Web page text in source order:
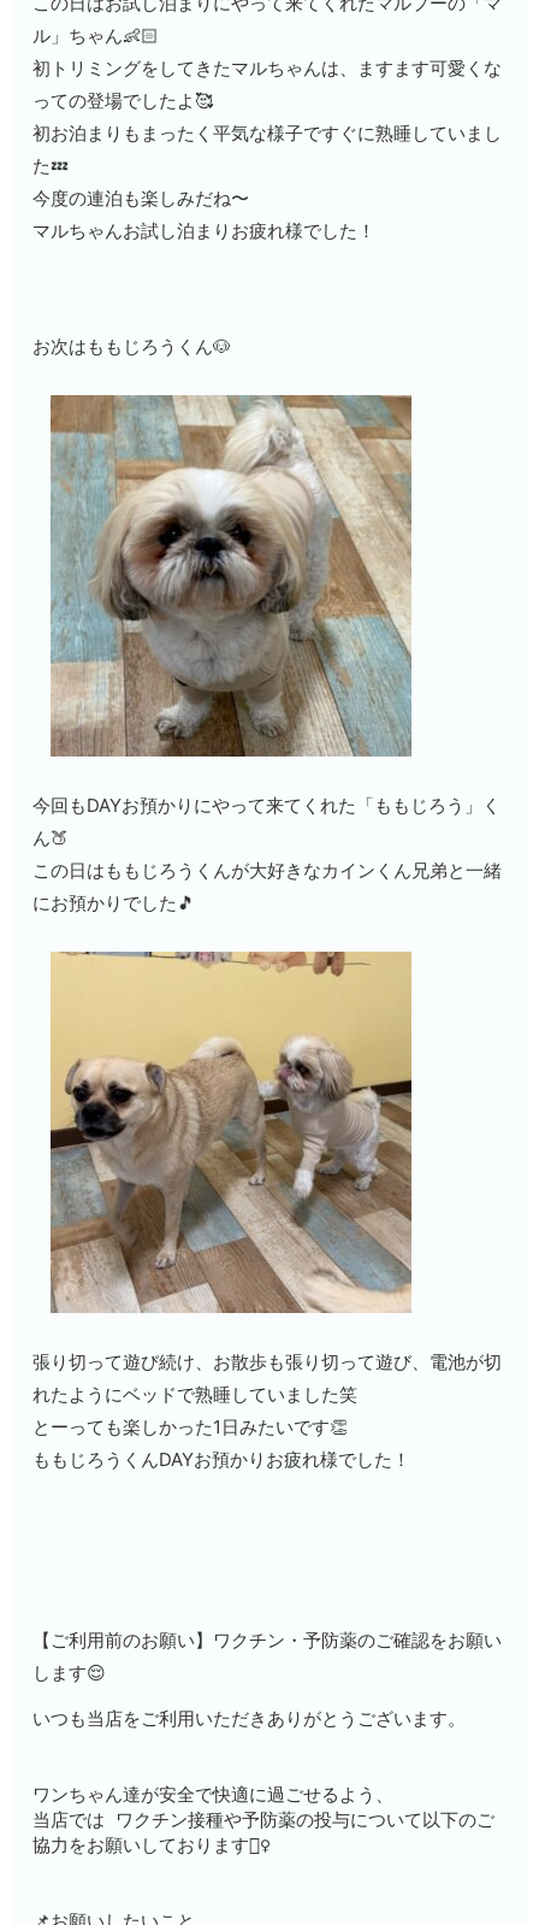
ル」ちゃん👶🏻
初トリミングをしてきたマルちゃんは、ますます可愛くな
っての登場でしたよ🥰
初お泊まりもまったく平気な様子ですぐに熟睡していまし
た💤
今度の連泊も楽しみだね〜
マルちゃんお試し泊まりお疲れ様でした！
お次はももじろうくん🐶
今回もDAYお預かりにやって来てくれた「ももじろう」く
ん🍑
この日はももじろうくんが大好きなカインくん兄弟と一緒
にお預かりでした🎵
張り切って遊び続け、お散歩も張り切って遊び、電池が切
れたようにベッドで熟睡していました笑
とーっても楽しかった1日みたいです👏
ももじろうくんDAYお預かりお疲れ様でした！
【ご利用前のお願い】ワクチン・予防薬のご確認をお願い
します😌
いつも当店をご利用いただきありがとうございます。
ワンちゃん達が安全で快適に過ごせるよう、
当店では ワクチン接種や予防薬の投与について以下のご
協力をお願いしております🙇‍♀️